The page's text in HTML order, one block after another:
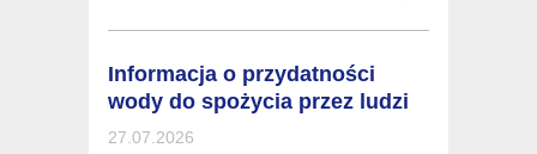
Informacja o przydatności
wody do spożycia przez ludzi
27.07.2026